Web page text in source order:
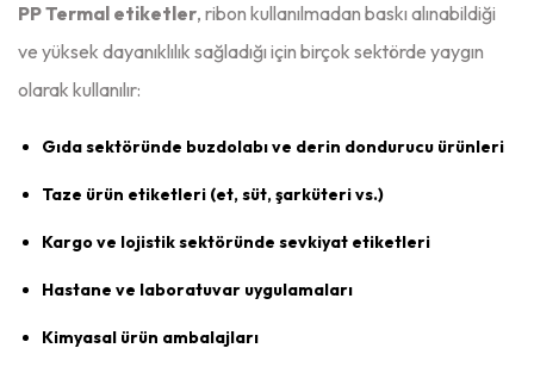
PP Termal etiketler, ribon kullanılmadan baskı alınabildiği
ve yüksek dayanıklılık sağladığı için birçok sektörde yaygın
olarak kullanılır:
Gıda sektöründe buzdolabı ve derin dondurucu ürünleri
Taze ürün etiketleri (et, süt, şarküteri vs.)
Kargo ve lojistik sektöründe sevkiyat etiketleri
Hastane ve laboratuvar uygulamaları
Kimyasal ürün ambalajları